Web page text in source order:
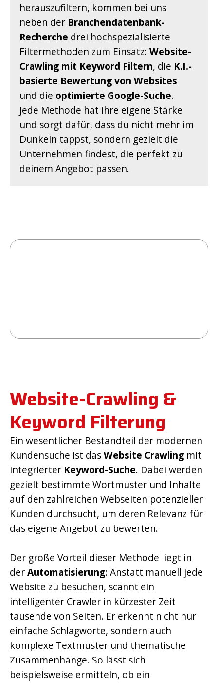
herauszufiltern, kommen bei uns
neben der Branchendatenbank-
Recherche drei hochspezialisierte
Filtermethoden zum Einsatz: Website-
Crawling mit Keyword Filtern, die K.I.-
basierte Bewertung von Websites
und die optimierte Google-Suche.
Jede Methode hat ihre eigene Stärke
und sorgt dafür, dass du nicht mehr im
Dunkeln tappst, sondern gezielt die
Unternehmen findest, die perfekt zu
deinem Angebot passen.
Website-Crawling &
Keyword Filterung
Ein wesentlicher Bestandteil der modernen
Kundensuche ist dasWebsite Crawling mit
integrierter Keyword-Suche. Dabei werden
gezielt bestimmte Wortmuster und Inhalte
auf den zahlreichen Webseiten potenzieller
Kunden durchsucht, um deren Relevanz für
das eigene Angebot zu bewerten.
Der große Vorteil dieser Methode liegt in
derAutomatisierung: Anstatt manuell jede
Website zu besuchen, scannt ein
intelligenter Crawler in kürzester Zeit
tausende von Seiten. Er erkennt nicht nur
einfache Schlagworte, sondern auch
komplexe Textmuster und thematische
Zusammenhänge. So lässt sich
beispielsweise ermitteln, ob ein